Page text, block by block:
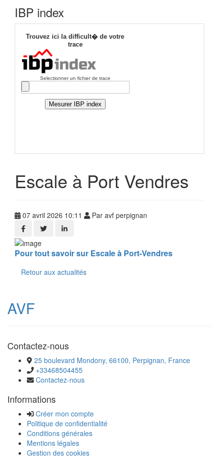
IBP index
Escale à Port Vendres
07 avril 2026 10:11 Par avf perpignan
Pour tout savoirsur Escale à Port-Vendres
Retour aux actualités
AVF
Contactez-nous
25 boulevard Mondony, 66100, Perpignan, France
+33468504455
Contactez-nous
Informations
Créer mon compte
Politique de confidentialité
Conditions générales
Mentions légales
Gestion des cookies